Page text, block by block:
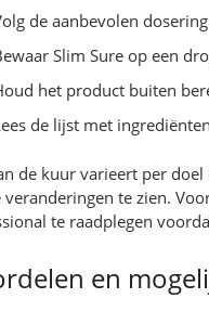
de aanbevolen
Slim Sure op een
het product buiten
de lijst met
de kuur varieert per
veranderingen te zien.
te raadplegen
en